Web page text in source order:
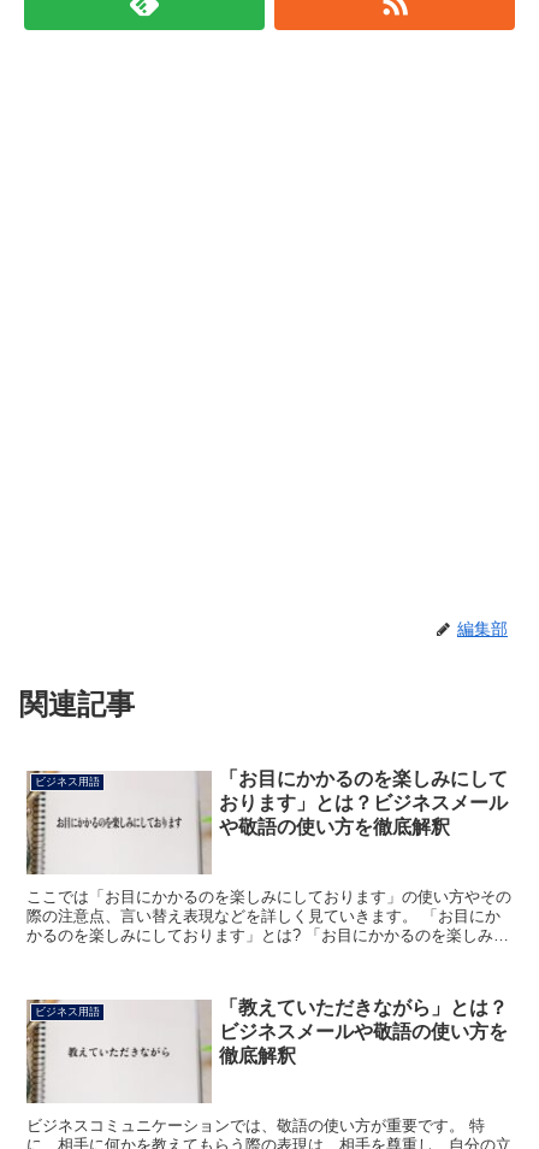
編集部
関連記事
ビジネス用語
「お目にかかるのを楽しみにして
おります」とは？ビジネスメール
や敬語の使い方を徹底解釈
ここでは「お目にかかるのを楽しみにしております」の使い方やその
際の注意点、言い替え表現などを詳しく見ていきます。 「お目にか
かるのを楽しみにしております」とは? 「お目にかかるのを楽しみに
ビジネス用語
「教えていただきながら」とは？
ビジネスメールや敬語の使い方を
徹底解釈
ビジネスコミュニケーションでは、敬語の使い方が重要です。 特
に、相手に何かを教えてもらう際の表現は、相手を尊重し、自分の立